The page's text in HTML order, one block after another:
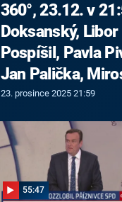
360°, 23.12. v
Doksanský,
Pospíšil, Pavla
Jan Palička,
23. prosince 2025 21:59
55:47